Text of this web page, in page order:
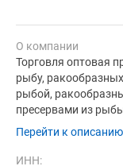
О компании
Торговля оптовая
рыбу,
рыбой,
пресервами из
Перейти к
ИНН: